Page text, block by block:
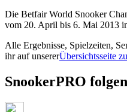
Die Betfair World Snooker
vom 20. April bis 6. Mai 2013
Alle Ergebnisse, Spielzeiten,
ihr auf unsererÜbersichtsseite
SnookerPRO folgen